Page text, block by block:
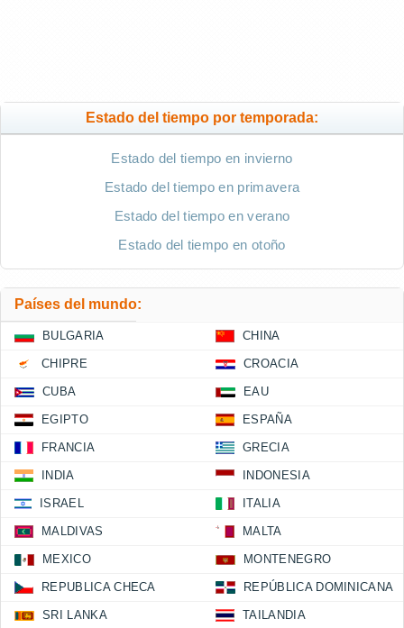
Estado del tiempo por temporada:
Estado del tiempo en invierno
Estado del tiempo en primavera
Estado del tiempo en verano
Estado del tiempo en otoño
Países del mundo:
BULGARIA CHINA
CHIPRE CROACIA
CUBA EAU
EGIPTO ESPAÑA
FRANCIA GRECIA
INDIA INDONESIA
ISRAEL ITALIA
MALDIVAS MALTA
MEXICO MONTENEGRO
REPUBLICA CHECA REPÚBLICA DOMINICANA
SRI LANKA TAILANDIA